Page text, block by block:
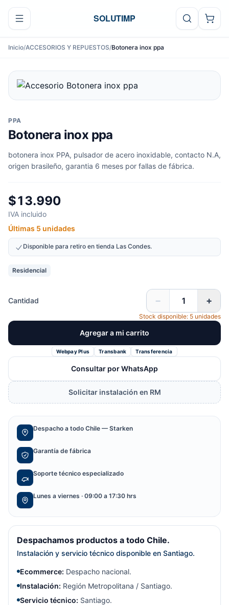
Ir al contenido
SOLUTIMP
Inicio/ACCESORIOS Y REPUESTOS/Botonera inox ppa
PPA
Botonera inox ppa
botonera inox PPA, pulsador de acero inoxidable, contacto N.A,
origen brasileño, garantia 6 meses por fallas de fábrica.
$13.990
IVA incluido
Últimas 5 unidades
Disponible para retiro en tienda Las Condes.
Residencial
Cantidad − +
Stock disponible: 5 unidades
Agregar a mi carrito
Webpay Plus Transbank Transferencia
Consultar por WhatsApp
Solicitar instalación en RM
Despacho a todo Chile — Starken
Garantía de fábrica
Soporte técnico especializado
Lunes a viernes · 09:00 a 17:30 hrs
Despachamos productos a todo Chile.
Instalación y servicio técnico disponible en Santiago.
Ecommerce: Despacho nacional.
Instalación: Región Metropolitana / Santiago.
Servicio técnico: Santiago.